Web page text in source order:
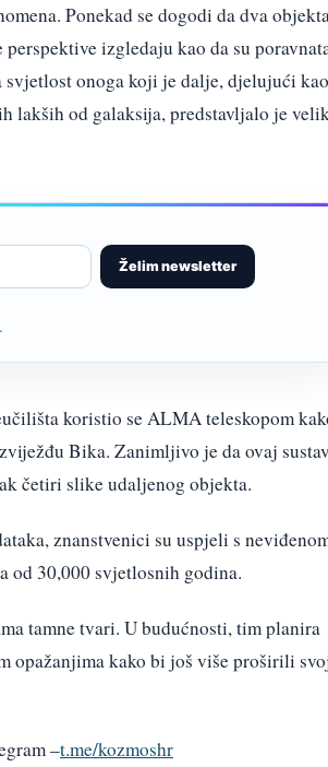
Ponekad se dogodi da dva objekta
izgledaju kao da su
onoga koji je dalje, djelujući kao
lakših od galaksija, predstavljalo je
Želim newsletter
koristio se ALMA teleskopom
Bika. Zanimljivo je da ovaj
četiri slike udaljenog objekta.
znanstvenici su uspjeli s
od 30,000 svjetlosnih godina.
tamne tvari. U budućnosti, tim planira
opažanjima kako bi još više proširili
–t.me/kozmoshr